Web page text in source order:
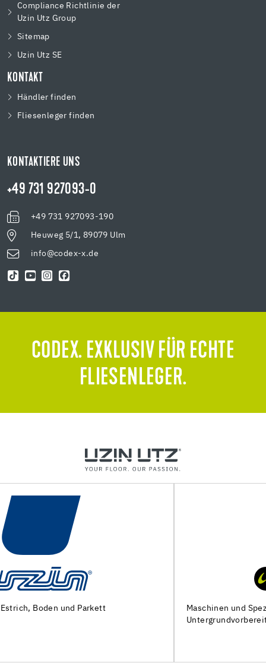
Compliance Richtlinie der
Uzin Utz Group
Sitemap
Uzin Utz SE
KONTAKT
Händler finden
Fliesenleger finden
KONTAKTIERE UNS
+49 731 927093-0
+49 731 927093-190
Heuweg 5/1, 89079 Ulm
info@codex-x.de
CODEX. EXKLUSIV FÜR ECHTE
FLIESENLEGER.
Maschinen und Spezialwerkzeuge zur
Untergrundvorbereitung und Verlegung von Bodenbelägen